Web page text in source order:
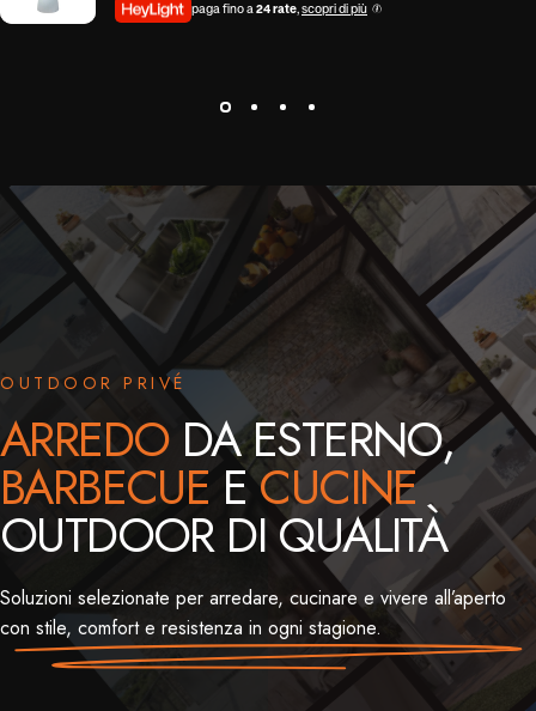
paga fino a 24 rate, scopri di più
OUTDOOR PRIVÉ
ARREDODA ESTERNO,
BARBECUE ECUCINE
OUTDOOR DI QUALITÀ
Soluzioni selezionate per arredare, cucinare e vivere all’aperto
con stile, comfort e resistenza in ogni stagione.